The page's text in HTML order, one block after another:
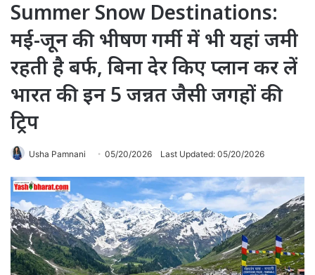
Summer Snow Destinations:
मई-जून की भीषण गर्मी में भी यहां जमी
रहती है बर्फ, बिना देर किए प्लान कर लें
भारत की इन 5 जन्नत जैसी जगहों की
ट्रिप
Usha Pamnani 05/20/2026 Last Updated: 05/20/2026